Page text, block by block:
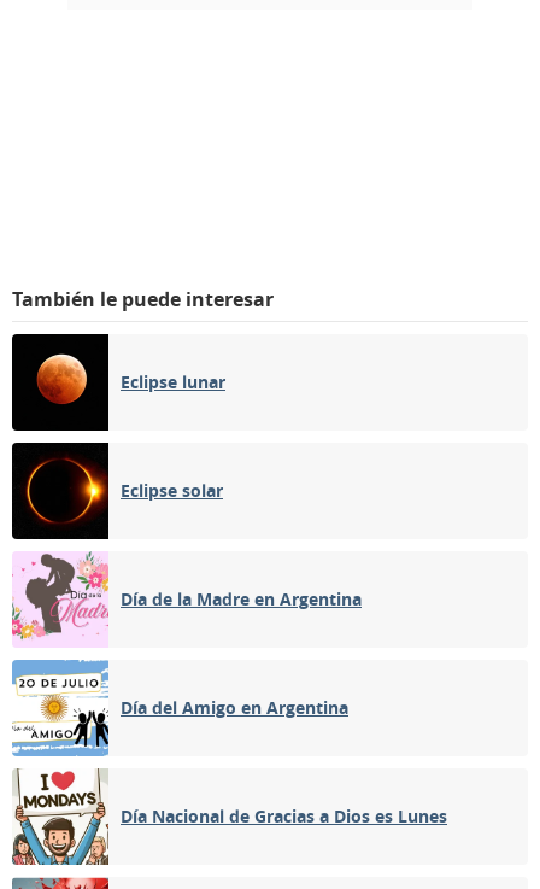
También le puede interesar
Eclipse lunar
Eclipse solar
Día de la Madre en Argentina
Día del Amigo en Argentina
Día Nacional de Gracias a Dios es Lunes